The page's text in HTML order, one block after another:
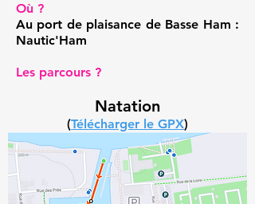
Où ?
Au port de plaisance de Basse Ham :
Nautic'Ham
Les parcours ?
Natation
(Télécharger le GPX)